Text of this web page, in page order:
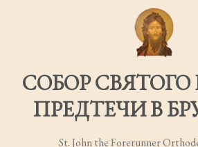
СОБОР
ПРЕДТЕЧИ В
St. John the Forerunner